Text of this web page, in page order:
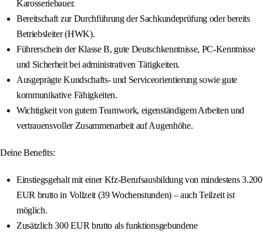
Karosseriebauer.
Bereitschaft zur Durchführung der Sachkundeprüfung oder bereits
Betriebsleiter (HWK).
Führerschein der Klasse B, gute Deutschkenntnisse, PC-Kenntnisse
und Sicherheit bei administrativen Tätigkeiten.
Ausgeprägte Kundschafts- und Serviceorientierung sowie gute
kommunikative Fähigkeiten.
Wichtigkeit von gutem Teamwork, eigenständigem Arbeiten und
vertrauensvoller Zusammenarbeit auf Augenhöhe.
Deine Benefits:
Einstiegsgehalt mit einer Kfz-Berufsausbildung von mindestens 3.200
EUR brutto in Vollzeit (39 Wochenstunden) – auch Teilzeit ist
möglich.
Zusätzlich 300 EUR brutto als funktionsgebundene